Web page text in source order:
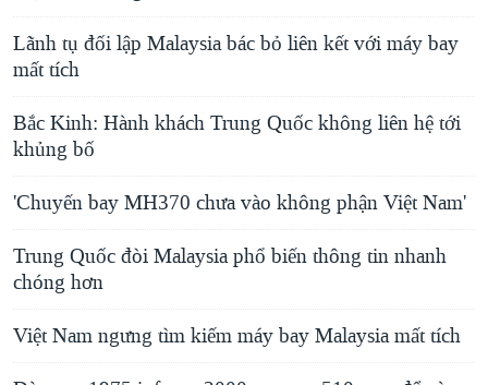
Lãnh tụ đối lập Malaysia bác bỏ liên kết với máy bay
mất tích
Bắc Kinh: Hành khách Trung Quốc không liên hệ tới
khủng bố
'Chuyến bay MH370 chưa vào không phận Việt Nam'
Trung Quốc đòi Malaysia phổ biến thông tin nhanh
chóng hơn
Việt Nam ngưng tìm kiếm máy bay Malaysia mất tích